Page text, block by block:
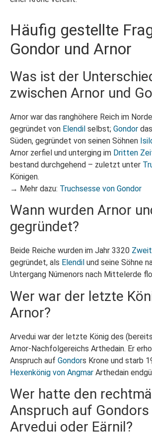
Häufig gestellte
Gondor und Arnor
Was ist der
zwischen Arnor und
Arnor war das ranghöhere Reich im
gegründet von Elendil selbst; Gondor
Süden, gegründet von seinen Söhnen
Arnor zerfiel und unterging im Dritten
bestand durchgehend – zuletzt unter
Königen.
→ Mehr dazu: Truchsesse von Gondor
Wann wurden Arnor
gegründet?
Beide Reiche wurden im Jahr 3320
gegründet, als Elendil und seine Söhne
Untergang Númenors nach Mittelerde
Wer war der letzte
Arnor?
Arvedui war der letzte König des
Arnor-Nachfolgereichs Arthedain. Er
Anspruch auf Gondors Krone und starb
Hexenkönig von Angmar Arthedain
Wer hatte den
Anspruch auf
Arvedui oder Eärnil?